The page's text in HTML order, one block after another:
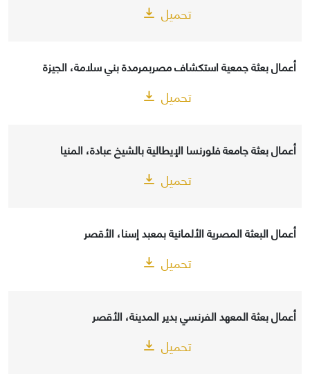
تحميل
أعمال بعثة جمعية استكشاف مصربمرمدة بني سلامة، الجيزة
تحميل
أعمال بعثة جامعة فلورنسا الإيطالية بالشيخ عبادة، المنيا
تحميل
أعمال البعثة المصرية الألمانية بمعبد إسنا، الأقصر
تحميل
أعمال بعثة المعهد الفرنسي بدير المدينة، الأقصر
تحميل